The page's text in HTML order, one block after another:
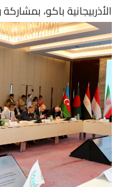
الأذربيجانية باكو،